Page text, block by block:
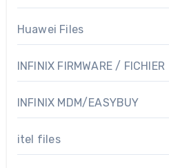
Huawei Files
INFINIX FIRMWARE / FICHIER
INFINIX MDM/EASYBUY
itel files